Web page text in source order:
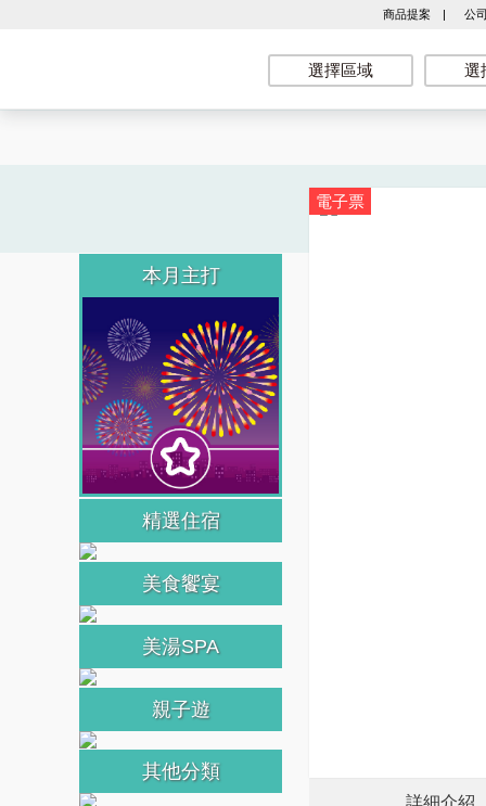
商品提案| 公
選擇區域 選
電子票
詳細介紹
本月主打
精選住宿
美食饗宴
美湯SPA
親子遊
其他分類